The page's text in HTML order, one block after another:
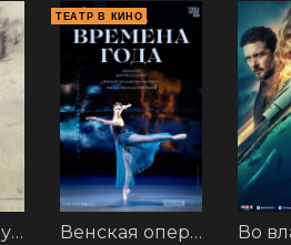
Наум. Предчувствия
ТЕАТР В КИНО
Венская опера: Времена года